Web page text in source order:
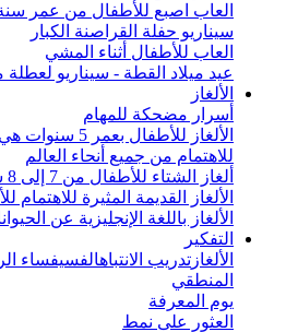
العاب اصبع للأطفال من عمر
سيناريو حفلة القراصنة الكبار
العاب للأطفال أثناء المشي
عيد ميلاد القطة - سيناريو لعطلة
الألغاز
أسرار مضحكة للمهام
الألغاز
للاهتمام من جميع أنحاء العالم
ألغاز الشتاء للأطفال من 7 إلى 8 سنوات - 30 مشكلة ممتعة
الألغاز القديمة المثيرة للاهتمام
الألغاز باللغة الإنجليزية عن
التفكير
الألغاز تدريب الانتباهالفسيفساء
المنطقي
يوم المعرفة
العثور على نمط